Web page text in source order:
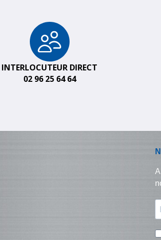
INTERLOCUTEUR DIRECT
02 96 25 64 64